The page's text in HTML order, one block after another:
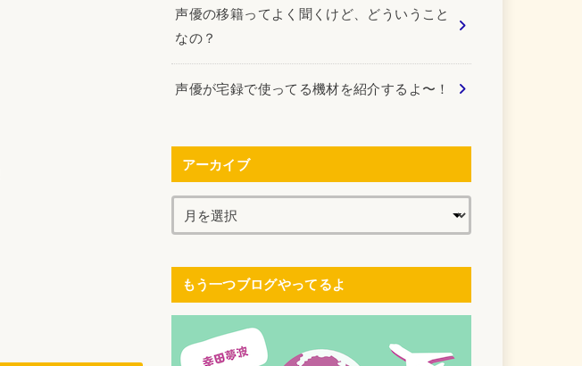
声優の移籍ってよく聞くけど、どういうこと
なの？
声優が宅録で使ってる機材を紹介するよ〜！
アーカイブ
もう一つブログやってるよ